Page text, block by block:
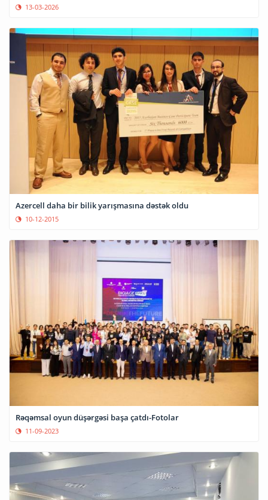
13-03-2026
Azercell daha bir bilik yarışmasına dəstək oldu
10-12-2015
Rəqəmsal oyun düşərgəsi başa çatdı-Fotolar
11-09-2023